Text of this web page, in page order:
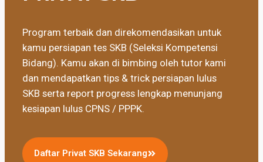
Program terbaik dan direkomendasikan untuk
kamu persiapan tes SKB (Seleksi Kompetensi
Bidang). Kamu akan di bimbing oleh tutor kami
dan mendapatkan tips & trick persiapan lulus
SKB serta report progress lengkap menunjang
kesiapan lulus CPNS / PPPK.
Daftar Privat SKB Sekarang